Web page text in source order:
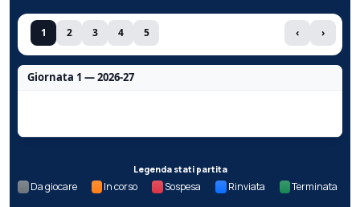
1 2 3 4 5 ‹ ›
Giornata 1 — 2026-27
Legenda stati partita
Da giocare In corso Sospesa Rinviata Terminata